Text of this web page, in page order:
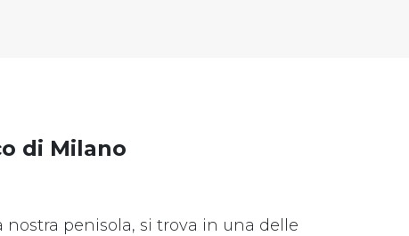
di Milano
penisola, si trova in una delle